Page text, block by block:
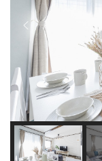
お問合せ
特定商取引法に